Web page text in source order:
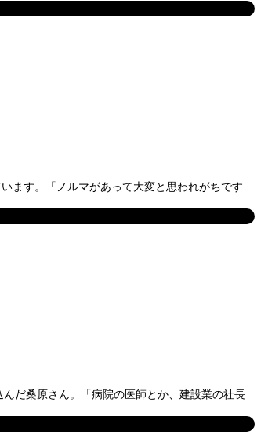
ます。「ノルマがあって大変と思われがちです
だ桑原さん。「病院の医師とか、建設業の社長